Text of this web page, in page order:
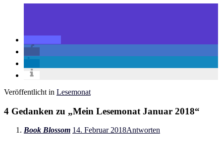
Veröffentlicht in Lesemonat
4 Gedanken zu „Mein Lesemonat Januar 2018“
Book Blossom 14. Februar 2018Antworten